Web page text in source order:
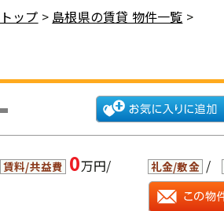
トップ > 島根県の賃貸 物件一覧 >
賃料/共益費 0万円/ 礼金/敷金 /